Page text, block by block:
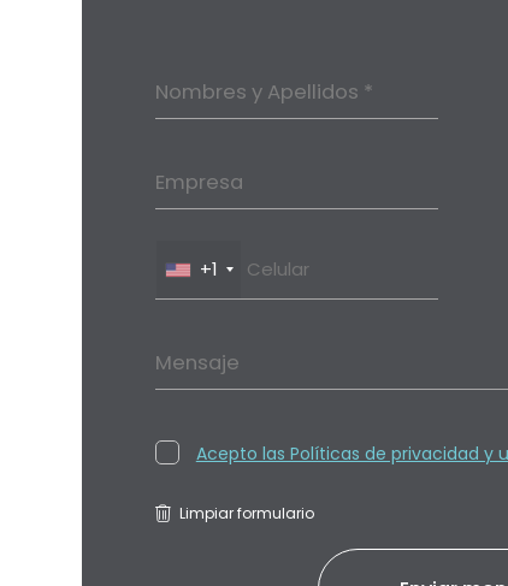
Nombres y Apellidos *
Empresa
+1
Mensaje
Acepto las Políticas de privacidad y
Limpiar formulario